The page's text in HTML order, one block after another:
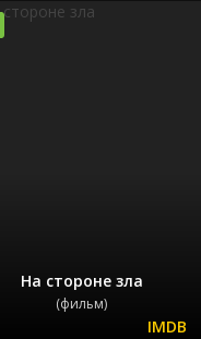
На стороне зла
(фильм)